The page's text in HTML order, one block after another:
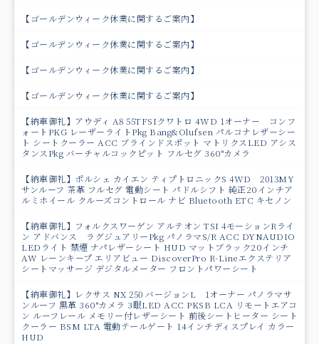
【ゴールデンウィーク休業に関するご案内】
【ゴールデンウィーク休業に関するご案内】
【ゴールデンウィーク休業に関するご案内】
【ゴールデンウィーク休業に関するご案内】
【納車御礼】アウディ A8 55TFSIクワトロ 4WD 1オーナー コンフ
ォートPKG レーザーライトPkg Bang&Olufsen パルコナレザーシー
ト シートクーラー ACC ブラインドスポット マトリクスLED アシス
タンスPkg バーチャルコックピット フルセグ 360°カメラ
【納車御礼】ポルシェ カイエン ティプトロニックS 4WD 2013MY
サンルーフ 茶革 フルセグ 電動シート パドルシフト 純正20インチア
ルミホイール クルーズコントロール ナビ Bluetooth ETC キセノン
【納車御礼】フォルクスワーゲン アルテオン TSI 4モーションRライ
ン アドバンス ラグジュアリーPkg パノラマS/R ACC DYNAUDIO
LEDライト 禁煙 ナパレザーシート HUD マットブラック20インチ
AW レーンキープ エリアビュー DiscoverPro R-Lineエクステリア
シートマッサージ デジタルメーター フロントパワーシート
【納車御礼】レクサス NX 250 バージョンL 1オーナー パノラマサ
ンルーフ 黒革 360°カメラ 3眼LED ACC PKSB LCA リモートエアコ
ン ルーフレール メモリー付レザーシート 前後シートヒーター シート
クーラー BSM LTA 電動テールゲート 14インチディスプレイ カラー
HUD